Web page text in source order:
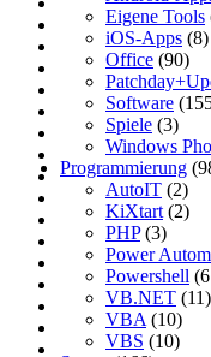
Eigene Tools
iOS-Apps (8)
Office (90)
Software
Spiele (3)
Windows
Programmierung
AutoIT (2)
KiXtart (2)
PHP(3)
Power
Powershell
VB.NET (11)
VBA (10)
VBS (10)